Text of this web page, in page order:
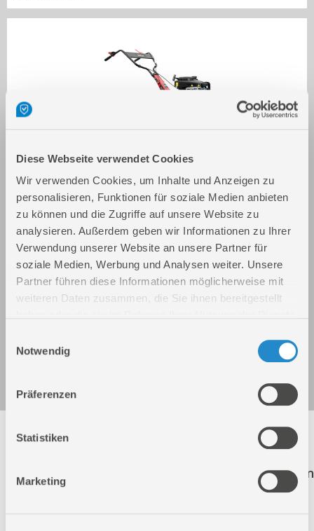
Diese Webseite verwendet Cookies
Wir verwenden Cookies, um Inhalte und Anzeigen zu
personalisieren, Funktionen für soziale Medien anbieten
zu können und die Zugriffe auf unsere Website zu
analysieren. Außerdem geben wir Informationen zu Ihrer
Verwendung unserer Website an unsere Partner für
soziale Medien, Werbung und Analysen weiter. Unsere
Partner führen diese Informationen möglicherweise mit
weiteren Daten zusammen, die Sie ihnen bereitgestellt
Notwendig
Präferenzen
Statistiken
Marketing
Benzin Gartenfräse GF 2436.1
Art.-Nr.: 95465
Benzin Gartenfräse GF 3060.1
Folgende Artikel sind nicht mehr in unserem
Sortiment! Diese Artikel werden weiterhin zur
Ersatzteilbestellung aufgeführt. Der Klick auf einen
dieser Artikel führt Sie direkt auf die richtige